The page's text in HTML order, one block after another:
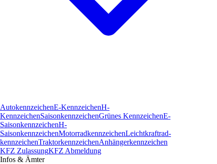
AutokennzeichenE-KennzeichenH-
KennzeichenSaisonkennzeichenGrünes KennzeichenE-
SaisonkennzeichenH-
SaisonkennzeichenMotorradkennzeichenLeichtkraftrad­
kennzeichenTraktorkennzeichenAnhängerkennzeichen
KFZ ZulassungKFZ Abmeldung
Infos & Ämter